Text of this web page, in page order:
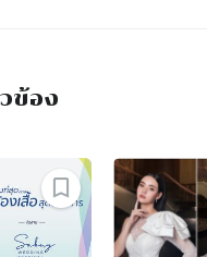
ข้อง